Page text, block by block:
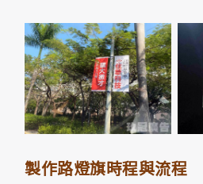
製作路燈旗時程與流程